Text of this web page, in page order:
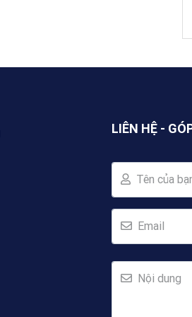
LIÊN HỆ -
Tên của
Email
Nội dung